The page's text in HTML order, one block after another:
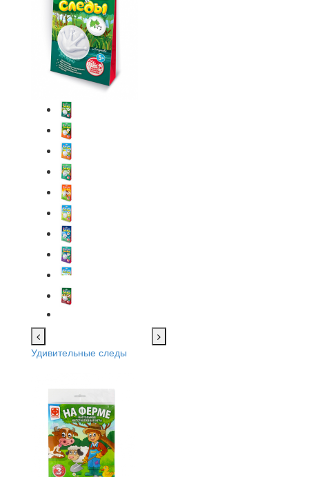
Удивительные следы